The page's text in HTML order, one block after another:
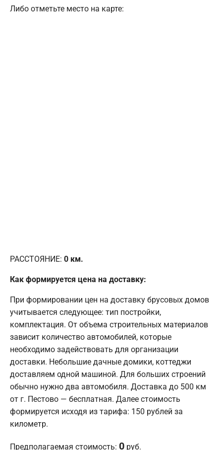
Либо отметьте место на карте:
РАССТОЯНИЕ: 0 км.
Как формируется цена на доставку:
При формировании цен на доставку брусовых домов
учитывается следующее: тип постройки,
комплектация. От объема строительных материалов
зависит количество автомобилей, которые
необходимо задействовать для организации
доставки. Небольшие дачные домики, коттеджи
доставляем одной машиной. Для больших строений
обычно нужно два автомобиля. Доставка до 500 км
от г. Пестово — бесплатная. Далее стоимость
формируется исходя из тарифа: 150 рублей за
километр.
Предполагаемая стоимость: 0 руб.